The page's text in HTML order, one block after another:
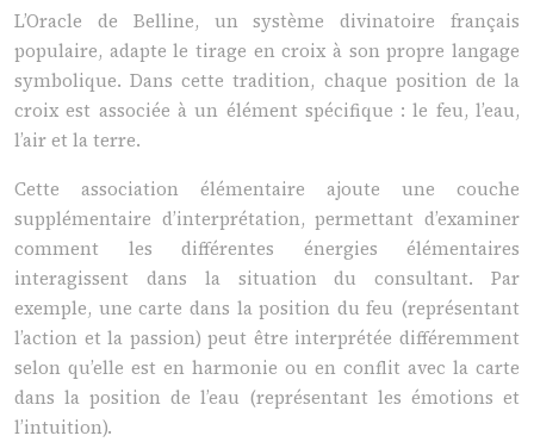
L’Oracle de Belline, un système divinatoire français
populaire, adapte le tirage en croix à son propre langage
symbolique. Dans cette tradition, chaque position de la
croix est associée à un élément spécifique : le feu, l’eau,
l’air et la terre.
Cette association élémentaire ajoute une couche
supplémentaire d’interprétation, permettant d’examiner
comment les différentes énergies élémentaires
interagissent dans la situation du consultant. Par
exemple, une carte dans la position du feu (représentant
l’action et la passion) peut être interprétée différemment
selon qu’elle est en harmonie ou en conflit avec la carte
dans la position de l’eau (représentant les émotions et
l’intuition).